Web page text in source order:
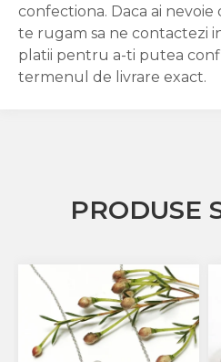
confectiona. Daca ai
te rugam sa ne contactezi
platii pentru a-ti putea
termenul de livrare exact.
PRODUSE